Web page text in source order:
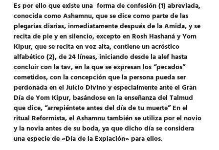
Es por ello que existe una forma de confesión (1) abreviada,
conocida comoAshamnu, que se dice como parte de las
plegarias diarias, inmediatamente después de la Amida, y se
recita de pie y en silencio, excepto en Rosh Hashaná y Yom
Kipur, que se recita en voz alta, contiene un acróstico
alfabético (2), de 24 líneas, iniciando desde la alef hasta
concluir con la tav, en la que se expresan los “pecados”
cometidos, con la concepción que la persona pueda ser
perdonada en el Juicio Divino y especialmente ante el Gran
Día de Yom Kipur, basándose en la enseñanza del Talmud
que dice, “arrepiéntete antes del día de tu muerte” En el
ritual Reformista, el Ashamnu también se utiliza por el novio
y la novia antes de su boda, ya que dicho día se considera
una especie de «Día de la Expiación» para ellos.